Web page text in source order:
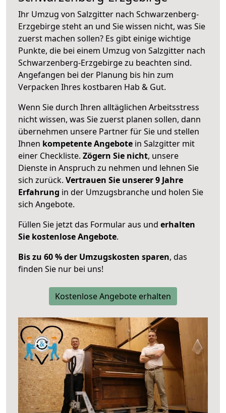
Ihr Umzug von Salzgitter nach Schwarzenberg-
Erzgebirge steht an und Sie wissen nicht, was Sie
zuerst machen sollen? Es gibt einige wichtige
Punkte, die bei einem Umzug von Salzgitter nach
Schwarzenberg-Erzgebirge zu beachten sind.
Angefangen bei der Planung bis hin zum
Verpacken Ihres kostbaren Hab & Gut.
Wenn Sie durch Ihren alltäglichen Arbeitsstress
nicht wissen, was Sie zuerst planen sollen, dann
übernehmen unsere Partner für Sie und stellen
Ihnen kompetente Angebote in Salzgitter mit
einer Checkliste. Zögern Sie nicht, unsere
Dienste in Anspruch zu nehmen und lehnen Sie
sich zurück. Vertrauen Sie unserer 9 Jahre
Erfahrung in der Umzugsbranche und holen Sie
sich Angebote.
Füllen Sie jetzt das Formular aus und erhalten
Sie kostenlose Angebote.
Bis zu 60 % der Umzugskosten sparen, das
finden Sie nur bei uns!
Kostenlose Angebote erhalten